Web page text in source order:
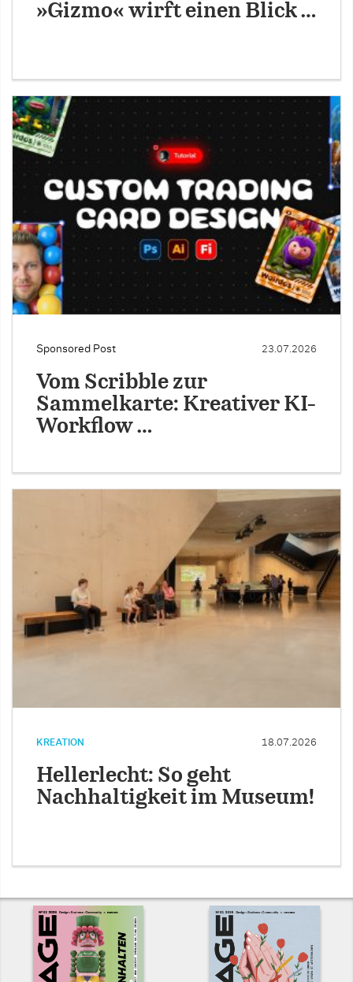
»Gizmo« wirft einen Blick …
Sponsored Post 23.07.2026
Vom Scribble zur
Sammelkarte: Kreativer KI-
Workflow …
KREATION 18.07.2026
Hellerlecht: So geht
Nachhaltigkeit im Museum!